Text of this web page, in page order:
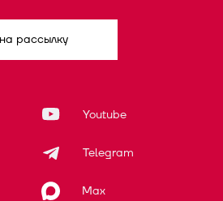
рассылку
Youtube
Telegram
Max